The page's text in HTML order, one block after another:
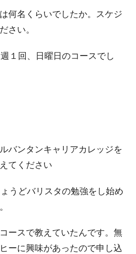
名くらいでしたか。スケジ
さい。
１回、日曜日のコースでし
タンキャリアカレッジを
てください
うどバリスタの勉強をし始め
ースで教えていたんです。無
ーに興味があったので申し込